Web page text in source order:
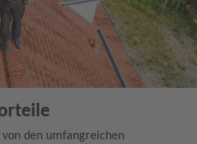
den umfangreichen